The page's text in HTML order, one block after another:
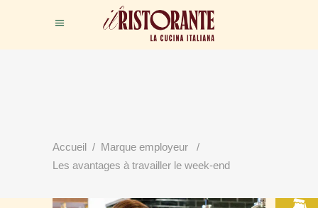
Accueil / Marque employeur
/
Les avantages à travailler le week-endVOTRE TABLE